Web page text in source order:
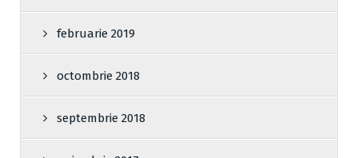
februarie 2019
octombrie 2018
septembrie 2018